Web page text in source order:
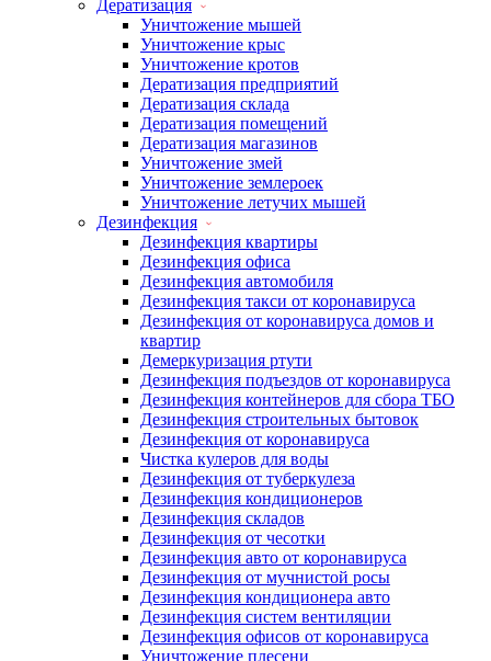
Дератизация
Уничтожение мышей
Уничтожение крыс
Уничтожение кротов
Дератизация предприятий
Дератизация склада
Дератизация помещений
Дератизация магазинов
Уничтожение змей
Уничтожение землероек
Уничтожение летучих мышей
Дезинфекция
Дезинфекция квартиры
Дезинфекция офиса
Дезинфекция автомобиля
Дезинфекция такси от коронавируса
Дезинфекция от коронавируса домов и
квартир
Демеркуризация ртути
Дезинфекция подъездов от коронавируса
Дезинфекция контейнеров для сбора ТБО
Дезинфекция строительных бытовок
Дезинфекция от коронавируса
Чистка кулеров для воды
Дезинфекция от туберкулеза
Дезинфекция кондиционеров
Дезинфекция складов
Дезинфекция от чесотки
Дезинфекция авто от коронавируса
Дезинфекция от мучнистой росы
Дезинфекция кондиционера авто
Дезинфекция систем вентиляции
Дезинфекция офисов от коронавируса
Уничтожение плесени